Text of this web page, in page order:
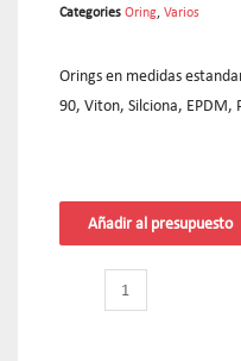
Categories Oring Varios
Orings en medidas
90, Viton, Silciona, EPDM,
Añadir al presupuesto